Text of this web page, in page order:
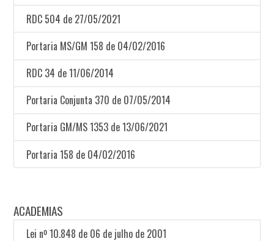
RDC 504 de 27/05/2021
Portaria MS/GM 158 de 04/02/2016
RDC 34 de 11/06/2014
Portaria Conjunta 370 de 07/05/2014
Portaria GM/MS 1353 de 13/06/2021
Portaria 158 de 04/02/2016
ACADEMIAS
Lei nº 10.848 de 06 de julho de 2001